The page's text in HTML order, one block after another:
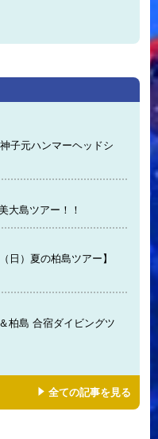
子元ハンマーヘッドシ
大島ツアー！！
日）夏の柏島ツアー】
柏島 合宿ダイビングツ
全ての記事を見る